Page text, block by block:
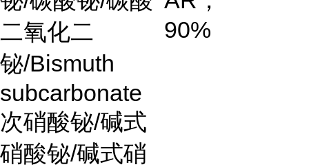
二氧化二
铋/Bismuth
subcarbonate
90%
次硝酸铋/碱式
硝酸铋/碱式硝